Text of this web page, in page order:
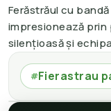
Ferăstrăul cu
impresionează
silențioasă și
#Fierastrau